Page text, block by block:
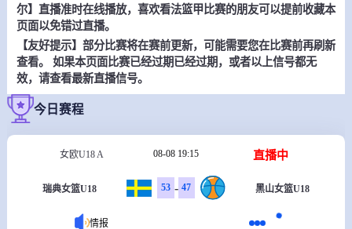
尔】直播准时在线播放，喜欢看法篮甲比赛的朋友可以提前收藏本
页面以免错过直播。
【友好提示】部分比赛将在赛前更新，可能需要您在比赛前再刷新
查看。 如果本页面比赛已经过期已经过期，或者以上信号都无
效，请查看最新直播信号。
今日赛程
女欧U18 A 08-08 19:15 直播中
瑞典女篮U18 53 - 47 黑山女篮U18
情报